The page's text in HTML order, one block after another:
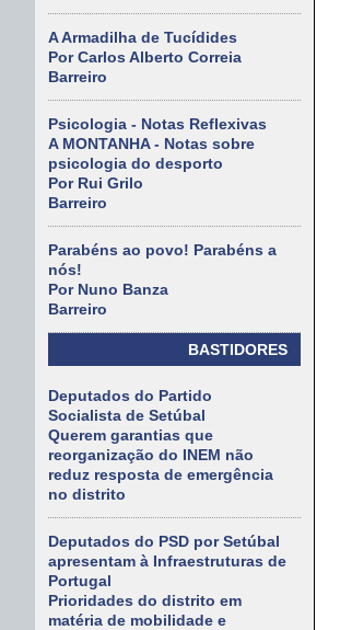
A Armadilha de Tucídides
Por Carlos Alberto Correia
Barreiro
Psicologia - Notas Reflexivas
A MONTANHA - Notas sobre
psicologia do desporto
Por Rui Grilo
Barreiro
Parabéns ao povo! Parabéns a
nós!
Por Nuno Banza
Barreiro
BASTIDORES
Deputados do Partido
Socialista de Setúbal
Querem garantias que
reorganização do INEM não
reduz resposta de emergência
no distrito
Deputados do PSD por Setúbal
apresentam à Infraestruturas de
Portugal
Prioridades do distrito em
matéria de mobilidade e